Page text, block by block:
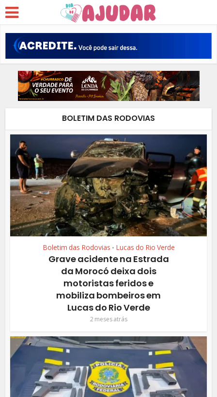
BOLETIM DAS RODOVIAS
Boletim das Rodovias • Lucas do Rio Verde
Grave acidente na Estrada
da Morocó deixa dois
motoristas feridos e
mobiliza bombeiros em
Lucas do Rio Verde
2 meses atrás